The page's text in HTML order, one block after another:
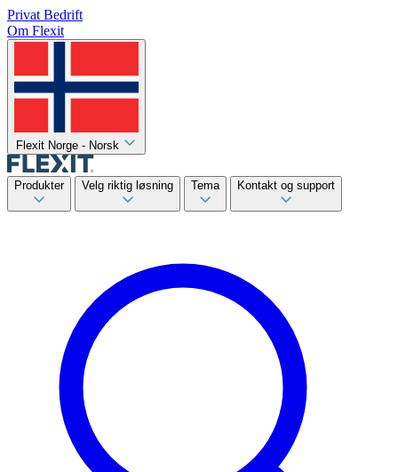
Privat Bedrift
Om Flexit
Flexit Norge - Norsk
Produkter Velg riktig løsning Tema Kontakt og support